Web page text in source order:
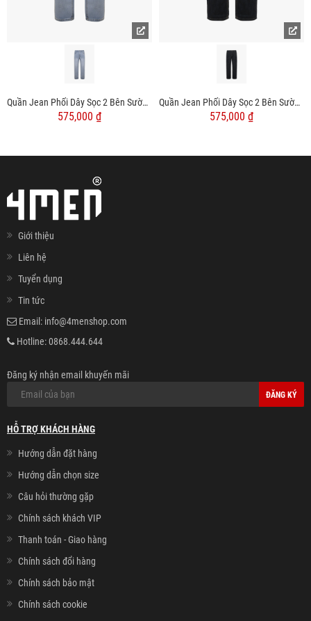
Quần Jean Phối Dây Sọc 2 Bên Sườn Form Straight Đen QJ128 Màu Xanh
575,000 ₫
Quần Jean Phối Dây Sọc 2 Bên Sườn Form Straight Đen QJ127 Màu Xanh Đen
575,000 ₫
Giới thiệu
Liên hệ
Tuyển dụng
Tin tức
Email: info@4menshop.com
Hotline:0868.444.644
Đăng ký nhận email khuyến mãi
ĐĂNG KÝ
HỖ TRỢ KHÁCH HÀNG
Hướng dẫn đặt hàng
Hướng dẫn chọn size
Câu hỏi thường gặp
Chính sách khách VIP
Thanh toán - Giao hàng
Chính sách đổi hàng
Chính sách bảo mật
Chính sách cookie